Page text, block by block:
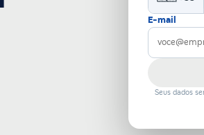
E-mail
Seus dados